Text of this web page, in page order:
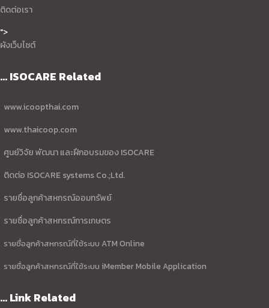
ติดต่อเรา
">
ผังเว็บไซต์
... ISOCARE Related
www.icoopthai.com
www.thaicoop.com
ศูนย์วิจัย พัฒนา และฝึกอบรมของ ISOCARE
ติดต่อ ISOCARE systems Co.;Ltd.
รายชื่อลูกค้าสหกรณ์ออมทรัพย์
รายชื่อลูกค้าสหกรณ์การเกษตร
รายชื่อลูกค้าสหกรณ์ที่ใช้ระบบ ATM Online
รายชื่อลูกค้าสหกรณ์ที่ใช้ระบบ iMember Mobile Application
... Link Related